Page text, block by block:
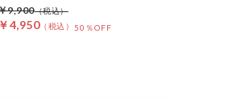
￥4,950 50％OFF
9,900